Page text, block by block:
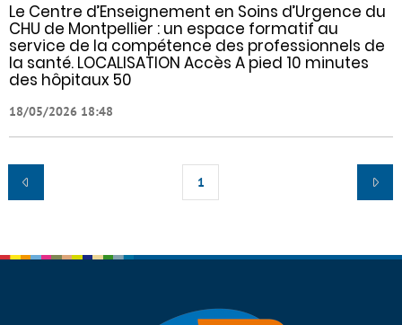
Le Centre d’Enseignement en Soins d’Urgence du
CHU de Montpellier : un espace formatif au
service de la compétence des professionnels de
la santé. LOCALISATION Accès A pied 10 minutes
des hôpitaux 50
18/05/2026 18:48
1